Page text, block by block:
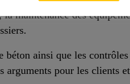
maintenance des
ainsi que les contrôles
arguments pour les clients et